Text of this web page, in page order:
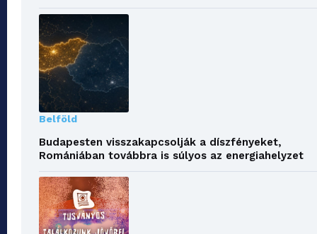
Belföld
Budapesten visszakapcsolják a díszfényeket,
Romániában továbbra is súlyos az energiahelyzet